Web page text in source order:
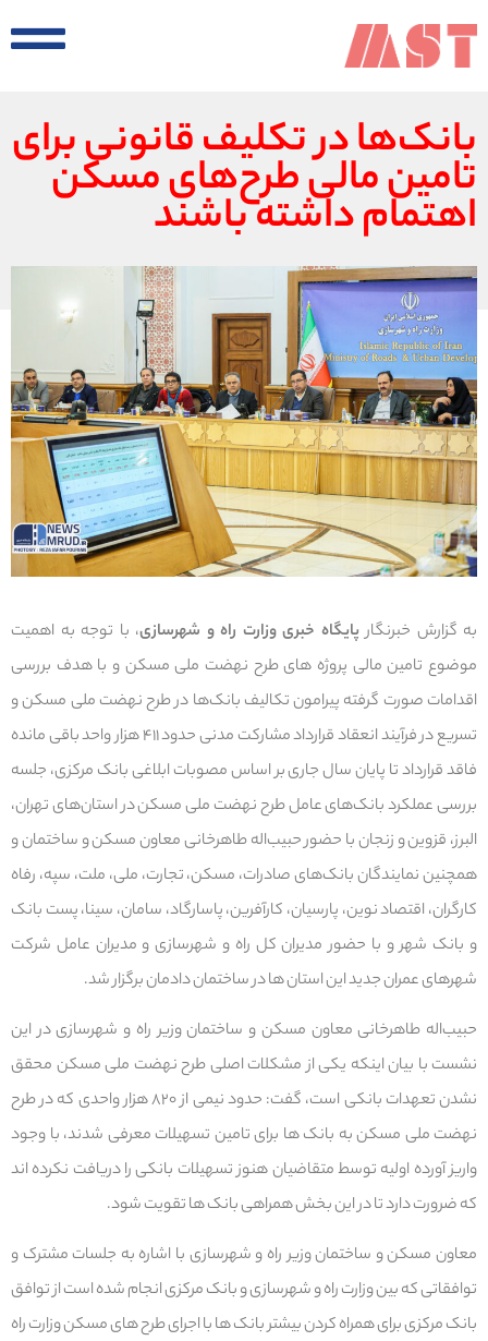
بانک‌ها در تکلیف قانونی برای
تامین مالی طرح‌های مسکن
اهتمام داشته باشند
به گزارش خبرنگار پایگاه خبری وزارت راه و شهرسازی، با توجه به اهمیت
موضوع تامین مالی پروژه های طرح نهضت ملی مسکن و با هدف بررسی
اقدامات صورت گرفته پیرامون تکالیف بانک‌ها در طرح نهضت ملی مسکن و
تسریع در فرآیند انعقاد قرارداد مشارکت مدنی حدود ۴۱۱ هزار واحد باقی مانده
فاقد قرارداد تا پایان سال جاری بر اساس مصوبات ابلاغی بانک مرکزی، جلسه
بررسی عملکرد بانک‌های عامل طرح نهضت ملی مسکن در استان‌های تهران،
البرز، قزوین و زنجان با حضور حبیب‌اله طاهرخانی معاون مسکن و ساختمان و
همچنین نمایندگان بانک‌های صادرات، مسکن، تجارت، ملی، ملت، سپه، رفاه
کارگران، اقتصاد نوین، پارسیان، کارآفرین، پاسارگاد، سامان، سینا، پست بانک
و بانک شهر و با حضور مدیران کل راه و شهرسازی و مدیران عامل شرکت
شهرهای عمران جدید این استان ها در ساختمان دادمان برگزار شد.
حبیب‌اله طاهرخانی معاون مسکن و ساختمان وزیر راه و شهرسازی در این
نشست با بیان اینکه یکی از مشکلات اصلی طرح نهضت ملی مسکن محقق
نشدن تعهدات بانکی است، گفت: حدود نیمی از ۸۲۰ هزار واحدی که در طرح
نهضت ملی مسکن به بانک ها برای تامین تسهیلات معرفی شدند، با وجود
واریز آورده اولیه توسط متقاضیان هنوز تسهیلات بانکی را دریافت نکرده اند
که ضرورت دارد تا در این بخش همراهی بانک ها تقویت شود.
معاون مسکن و ساختمان وزیر راه و شهرسازی با اشاره به جلسات مشترک و
توافقاتی که بین وزارت راه و شهرسازی و بانک مرکزی انجام شده است از توافق
بانک مرکزی برای همراه کردن بیشتر بانک ها با اجرای طرح های مسکن وزارت راه